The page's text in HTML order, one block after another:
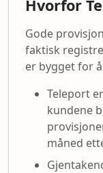
Hvorfor
Gode
faktisk
er bygget for
Teleport
kundene
måned